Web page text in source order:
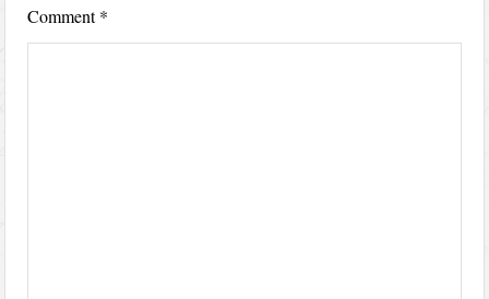
Comment*